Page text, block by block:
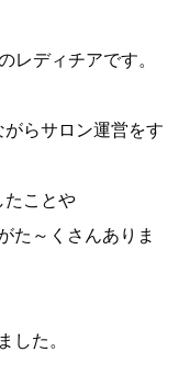
レディチアです。
らサロン運営をす
たことや
た～くさんありま
した。